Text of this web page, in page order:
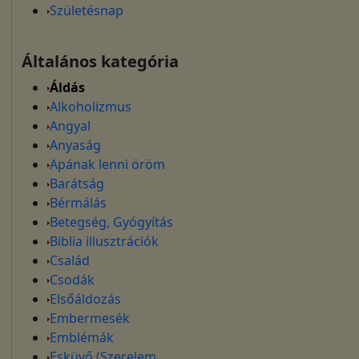
Születésnap
Általános kategória
Áldás
Alkoholizmus
Angyal
Anyaság
Apának lenni öröm
Barátság
Bérmálás
Betegség, Gyógyítás
Biblia illusztrációk
Család
Csodák
Elsőáldozás
Embermesék
Emblémák